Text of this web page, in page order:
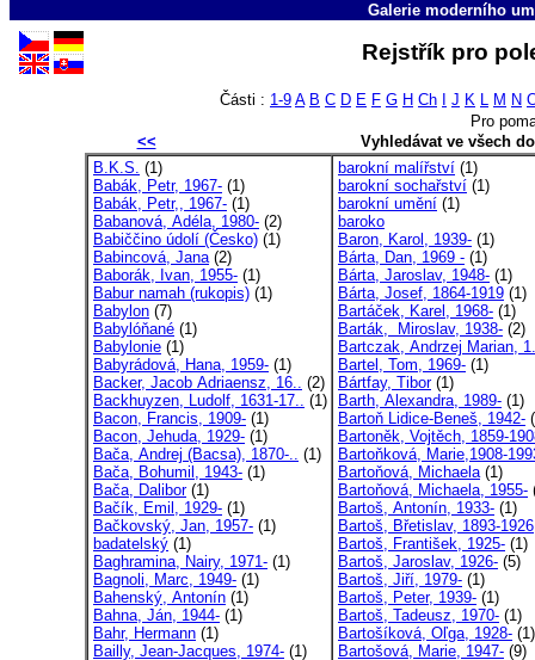
Galerie moderního
Rejstřík pro
Části : 1-9 A B C D E F G H Ch J K L M N
Pro
<<
Vyhledávat ve všech
B.K.S. (1)
Babák, Petr, 1967- (1)
Babák, Petr,, 1967- (1)
Babanová, Adéla, 1980- (2)
Babiččino údolí (Česko) (1)
Babincová, Jana(2)
Baborák, Ivan, 1955- (1)
Babur namah (rukopis) (1)
Babylon (7)
Babylóňané (1)
Babylonie (1)
Babyrádová, Hana, 1959- (1)
Backer, Jacob Adriaensz, 16.. (2)
Backhuyzen, Ludolf, 1631-17.. (1)
Bacon, Francis, 1909- (1)
Bacon, Jehuda, 1929- (1)
Bača, Andrej (Bacsa), 1870-.. (1)
Bača, Bohumil, 1943- (1)
Bača, Dalibor(1)
Bačík, Emil, 1929- (1)
Bačkovský, Jan, 1957- (1)
badatelský (1)
Baghramina, Nairy, 1971- (1)
Bagnoli, Marc, 1949- (1)
Bahenský, Antonín (1)
Bahna, Ján, 1944- (1)
Bahr, Hermann (1)
Bailly, Jean-Jacques, 1974- (1)
barokní malířství (1)
barokní sochařství (1)
barokní umění (1)
baroko
Baron, Karol, 1939- (1)
Bárta, Dan, 1969 - (1)
Bárta, Jaroslav, 1948- (1)
Bárta, Josef, 1864-1919 (1)
Bartáček, Karel, 1968- (1)
Barták, Miroslav, 1938- (2)
Bartczak, Andrzej Marian,
Bartel, Tom, 1969- (1)
Bártfay, Tibor(1)
Barth, Alexandra, 1989- (1)
Bartoň Lidice-Beneš, 1942-
Bartoněk, Vojtěch, 1859-
Bartoňková, Marie,1908-
Bartoňová, Michaela(1)
Bartoňová, Michaela, 1955-
Bartoš, Antonín, 1933- (1)
Bartoš, Břetislav, 1893-1926
Bartoš, František, 1925- (1)
Bartoš, Jaroslav, 1926- (5)
Bartoš, Jiří, 1979- (1)
Bartoš, Peter, 1939- (1)
Bartoš, Tadeusz, 1970- (1)
Bartošíková, Oľga, 1928- (1)
Bartošová, Marie, 1947- (9)